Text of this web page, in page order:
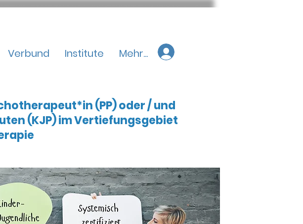
Verbund Institute Mehr...
(PP) oder / und
(KJP) im Vertiefungsgebiet